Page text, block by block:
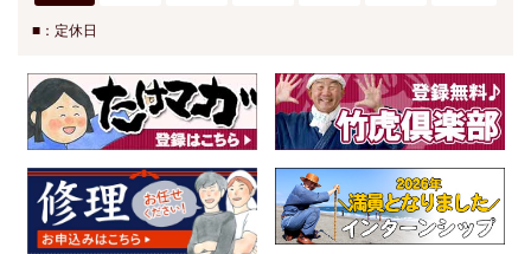
■：定休日